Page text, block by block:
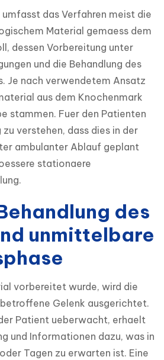
das Verfahren meist die
Material gemaess dem
dessen Vorbereitung unter
und die Behandlung des
Je nach verwendetem Ansatz
aus dem Knochenmark
stammen. Fuer den Patienten
verstehen, dass dies in der
ambulanter Ablauf geplant
stationaere
des
unmittelbare
vorbereitet wurde, wird die
Gelenk ausgerichtet.
Patient ueberwacht, erhaelt
und Informationen dazu, was in
Tagen zu erwarten ist. Eine